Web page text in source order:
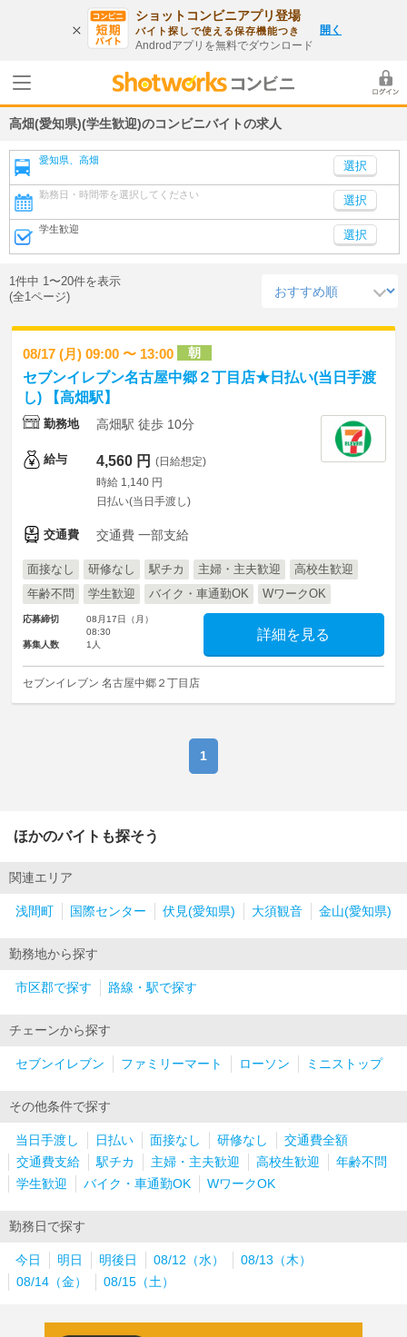
ショットコンビニアプリ登場
バイト探しで使える保存機能つき
Androdアプリを無料でダウンロード
開く
高畑(愛知県)(学生歓迎)のコンビニバイトの求人
愛知県、高畑
勤務日・時間帯を選択してください 選択
学生歓迎 選択
1件中 1〜20件を表示
(全1ページ)
08/17 (月) 09:00 〜 13:00 朝
セブンイレブン名古屋中郷２丁目店★日払い(当日手渡
し) 【高畑駅】
勤務地 高畑駅 徒歩 10分
給与 4,560 円 (日給想定)
時給 1,140 円
日払い(当日手渡し)
交通費 交通費 一部支給
面接なし 研修なし 駅チカ 主婦・主夫歓迎
高校生歓迎
年齢不問
学生歓迎 バイク・車通勤OK WワークOK
応募締切
08月17日（月）
08:30
募集人数
1人
詳細を見る
セブンイレブン 名古屋中郷２丁目店
1
ほかのバイトも探そう
関連エリア
浅間町 国際センター 伏見(愛知県) 大須観音 金山(愛知県)
勤務地から探す
市区郡で探す 路線・駅で探す
チェーンから探す
セブンイレブン ファミリーマート ローソン ミニストップ
その他条件で探す
当日手渡し 日払い 面接なし 研修なし
交通費全額
交通費支給
駅チカ 主婦・主夫歓迎 高校生歓迎
年齢不問
学生歓迎
バイク・車通勤OK WワークOK
勤務日で探す
今日 明日 明後日 08/12（水）
08/13（木）
08/14（金）
08/15（土）